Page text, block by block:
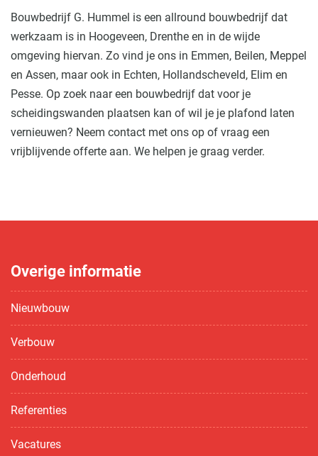
Bouwbedrijf G. Hummel is een allround bouwbedrijf dat
werkzaam is in Hoogeveen, Drenthe en in de wijde
omgeving hiervan. Zo vind je ons in Emmen, Beilen, Meppel
en Assen, maar ook in Echten, Hollandscheveld, Elim en
Pesse. Op zoek naar een bouwbedrijf dat voor je
scheidingswanden plaatsen kan of wil je je plafond laten
vernieuwen? Neem contact met ons op of vraag een
vrijblijvende offerte aan. We helpen je graag verder.
Overige informatie
Nieuwbouw
Verbouw
Onderhoud
Referenties
Vacatures